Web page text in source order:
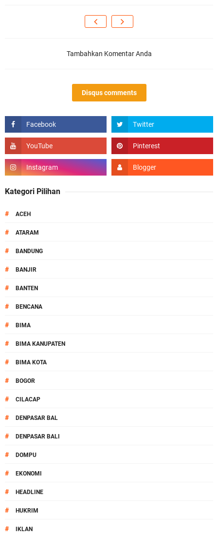
Tambahkan Komentar Anda
Disqus comments
Kategori Pilihan
# ACEH
# ATARAM
# BANDUNG
# BANJIR
# BANTEN
# BENCANA
# BIMA
# BIMA KANUPATEN
# BIMA KOTA
# BOGOR
# CILACAP
# DENPASAR BAL
# DENPASAR BALI
# DOMPU
# EKONOMI
# HEADLINE
# HUKRIM
# IKLAN